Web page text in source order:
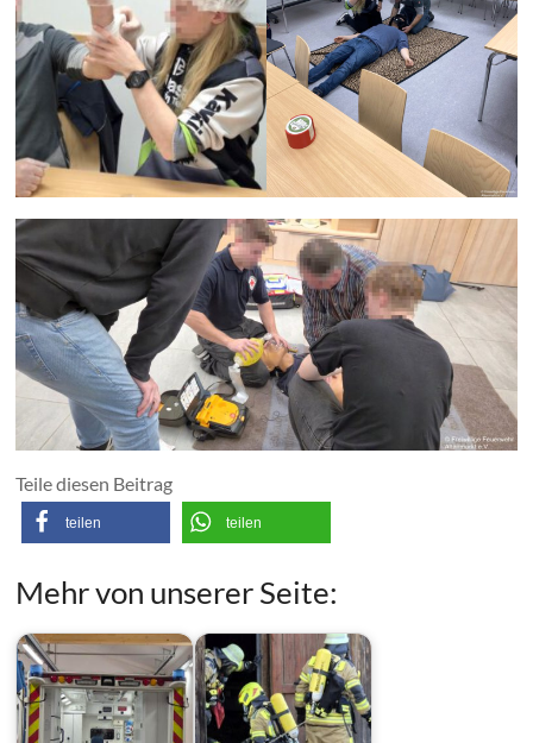
Teile diesen Beitrag
teilen teilen
Mehr von unserer Seite: